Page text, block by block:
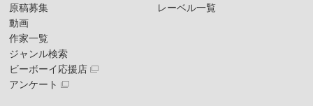
原稿募集
動画
作家一覧
ジャンル検索
ビーボーイ応援店
アンケート
レーベル一覧